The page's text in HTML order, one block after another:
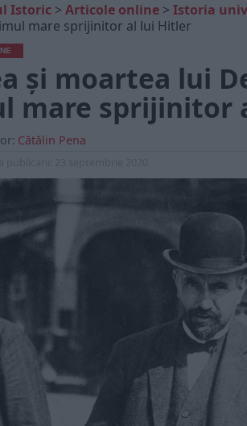
Istoric > Articole online > Istoria
mare sprijinitor al lui Hitler
și moartea lui
mare sprijinitor
Cătălin Pena